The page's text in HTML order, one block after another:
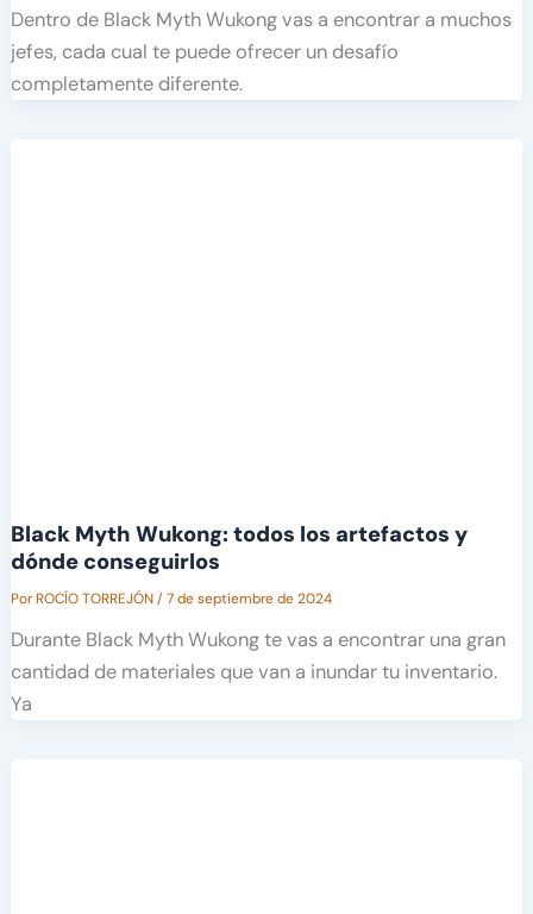
Dentro de Black Myth Wukong vas a encontrar a muchos
jefes, cada cual te puede ofrecer un desafío
completamente diferente.
Black Myth Wukong: todos los artefactos y
dónde conseguirlos
PorROCÍO TORREJÓN/7 de septiembre de 2024
Durante Black Myth Wukong te vas a encontrar una gran
cantidad de materiales que van a inundar tu inventario.
Ya